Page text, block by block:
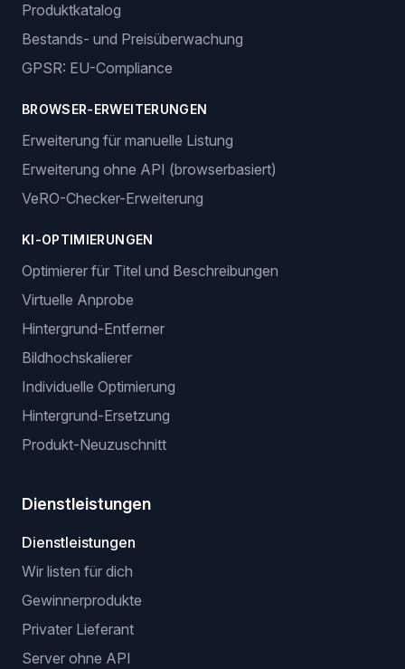
Produktkatalog
Bestands- und Preisüberwachung
GPSR: EU-Compliance
BROWSER-ERWEITERUNGEN
Erweiterung für manuelle Listung
Erweiterung ohne API (browserbasiert)
VeRO-Checker-Erweiterung
KI-OPTIMIERUNGEN
Optimierer für Titel und Beschreibungen
Virtuelle Anprobe
Hintergrund-Entferner
Bildhochskalierer
Individuelle Optimierung
Hintergrund-Ersetzung
Produkt-Neuzuschnitt
Dienstleistungen
Dienstleistungen
Wir listen für dich
Gewinnerprodukte
Privater Lieferant
Server ohne API